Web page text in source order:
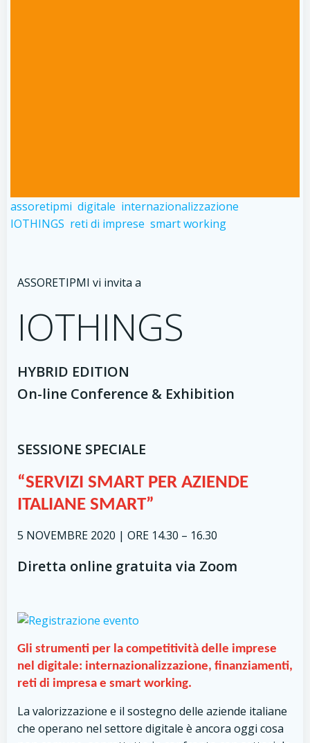
assoretipmi digitale internazionalizzazione
IOTHINGS reti di imprese smart working
ASSORETIPMI vi invita a
IOTHINGS
HYBRID EDITION
On-line Conference & Exhibition
SESSIONE SPECIALE
“SERVIZI SMART PER AZIENDE
ITALIANE SMART”
5 NOVEMBRE 2020 | ORE 14.30 – 16.30
Diretta online gratuita via Zoom
Gli strumenti per la competitività delle imprese
nel digitale: internazionalizzazione, finanziamenti,
reti di impresa e smart working.
La valorizzazione e il sostegno delle aziende italiane
che operano nel settore digitale è ancora oggi cosa